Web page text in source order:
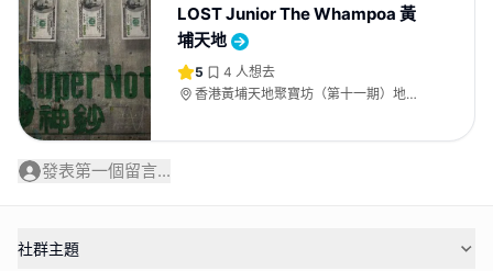
LOST Junior The Whampoa 黃
埔天地
5 4 人想去
香港黃埔天地聚寶坊（第十一期）地庫
發表第一個留言...
社群主題